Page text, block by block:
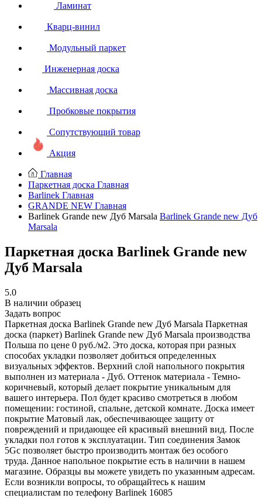
Ламинат
Кварц-винил
Модульный паркет
Инженерная доска
Массивная доска
Пробковые покрытия
Сопутствующий товар
Акция
Главная
Паркетная доска Главная
Barlinek Главная
GRANDE NEW Главная
Barlinek Grande new Дуб Marsala Barlinek Grande new Дуб
Marsala
Паркетная доска Barlinek Grande new
Дуб Marsala
5.0
В наличии образец
Задать вопрос
Паркетная доска Barlinek Grande new Дуб Marsala Паркетная
доска (паркет) Barlinek Grande new Дуб Marsala производства
Польша по цене 0 руб./м2. Это доска, которая при разных
способах укладки позволяет добиться определенных
визуальных эффектов. Верхний слой напольного покрытия
выполнен из материала - Дуб. Оттенок материала - Темно-
коричневый, который делает покрытие уникальным для
вашего интерьера. Пол будет красиво смотреться в любом
помещении: гостиной, спальне, детской комнате. Доска имеет
покрытие Матовый лак, обеспечивающее защиту от
повреждений и придающее ей красивый внешний вид. После
укладки пол готов к эксплуатации. Тип соединения Замок
5Gc позволяет быстро производить монтаж без особого
труда. Данное напольное покрытие есть в наличии в нашем
магазине. Образцы вы можете увидеть по указанным адресам.
Если возникли вопросы, то обращайтесь к нашим
специалистам по телефону Barlinek 16085